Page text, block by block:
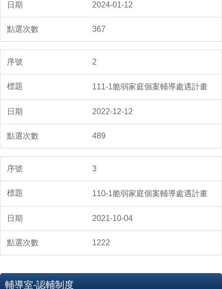
2024-01-12
367
2
111-1脆弱家庭個案輔導處遇計畫
2022-12-12
489
3
110-1脆弱家庭個案輔導處遇計畫
2021-10-04
1222
輔導室-認輔制度